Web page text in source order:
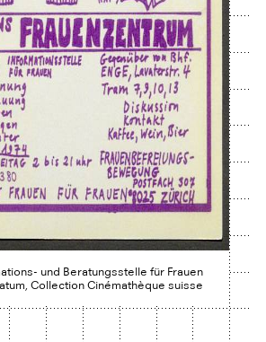
und Beratungsstelle für Frauen
Collection Cinémathèque suisse